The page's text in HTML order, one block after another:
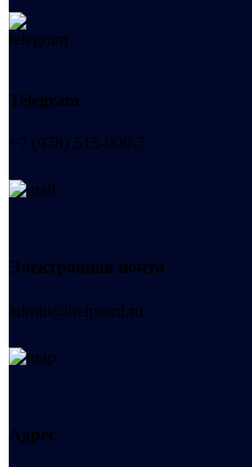
Telegram
+7 (978) 515-999-7
Электронная почта
admin@helpsant.ru
Адрес